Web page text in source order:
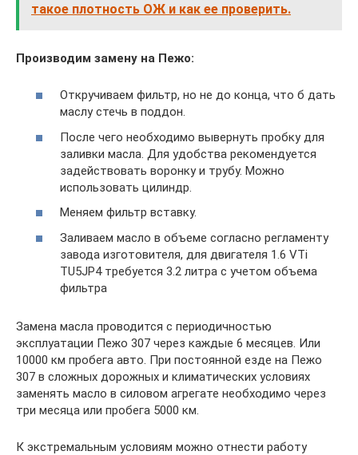
такое плотность ОЖ и как ее проверить.
Производим замену на Пежо:
Откручиваем фильтр, но не до конца, что б дать
маслу стечь в поддон.
После чего необходимо вывернуть пробку для
заливки масла. Для удобства рекомендуется
задействовать воронку и трубу. Можно
использовать цилиндр.
Меняем фильтр вставку.
Заливаем масло в объеме согласно регламенту
завода изготовителя, для двигателя 1.6 VTi
TU5JP4 требуется 3.2 литра с учетом объема
фильтра
Замена масла проводится с периодичностью
эксплуатации Пежо 307 через каждые 6 месяцев. Или
10000 км пробега авто. При постоянной езде на Пежо
307 в сложных дорожных и климатических условиях
заменять масло в силовом агрегате необходимо через
три месяца или пробега 5000 км.
К экстремальным условиям можно отнести работу